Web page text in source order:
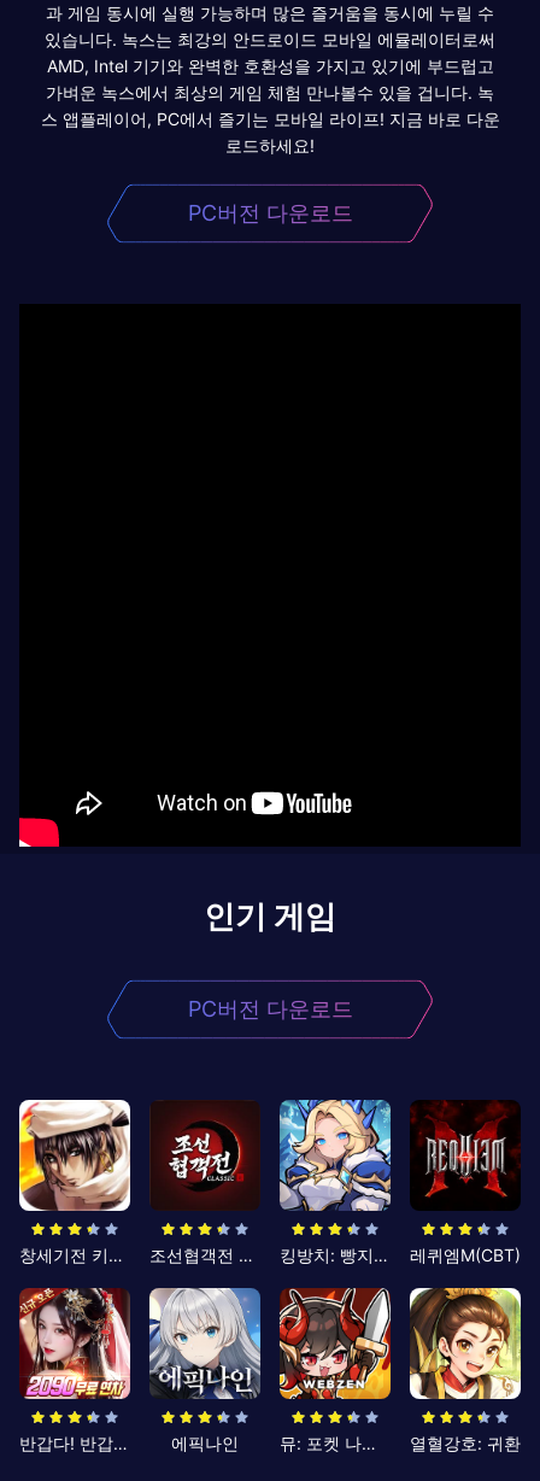
과 게임 동시에 실행 가능하며 많은 즐거움을 동시에 누릴 수
있습니다. 녹스는 최강의 안드로이드 모바일 에뮬레이터로써
AMD, Intel 기기와 완벽한 호환성을 가지고 있기에 부드럽고
가벼운 녹스에서 최상의 게임 체험 만나볼수 있을 겁니다. 녹
스 앱플레이어, PC에서 즐기는 모바일 라이프! 지금 바로 다운
로드하세요!
PC버전 다운로드
인기 게임
PC버전 다운로드
창세기전 키우기 조선협객전 클래식 킹방치: 빵지의 제왕 레퀴엠M(CBT)
반갑다! 반갑삼국지 에픽나인 뮤: 포켓 나이츠 열혈강호: 귀환